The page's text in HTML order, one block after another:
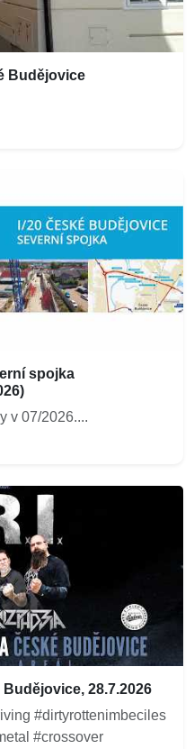
Budějovice
spojka
v 07/2026....
Budějovice, 28.7.2026
#dirtyrottenimbeciles
#crossover